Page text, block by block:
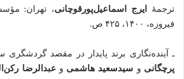
ترجمۀ
ایرج اسماعیل‌پورقوچانی،‌ تهران:
فیروزه، ‌۱۴۰۰، ۴۲۵ ص.
ـ آینده‌نگاری برند پایدار در مقصد گردشگری
پرچگانی و سیدسعید هاشمی و عبدالرضا